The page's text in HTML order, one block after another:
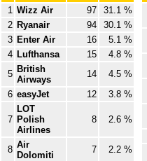
1 Wizz Air 97
31.1 %
2 Ryanair 94
30.1 %
3 Enter Air 16
5.1 %
4 Lufthansa 15
4.8 %
5 British
Airways
14
4.5 %
6 easyJet 12 3.8 %
7
LOT
Polish
Airlines
8 2.6 %
8 Air
Dolomiti
7 2.2 %